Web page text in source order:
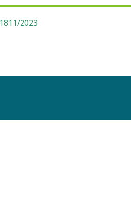
1811/2023